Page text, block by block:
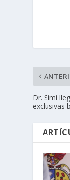
Dr. Simi
exclusivas